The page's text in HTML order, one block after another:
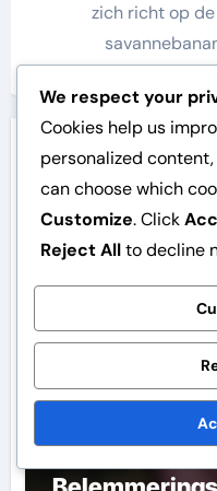
zich richt op
Related Post
Savannah Banana
We respect your
Cookies help us
personalized
can choose which
Customize. Click
Reject Allto decline